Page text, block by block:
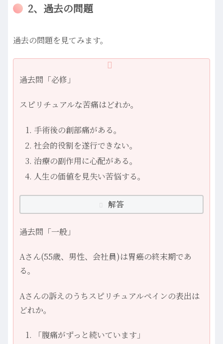
2、過去の問題
過去の問題を見てみます。
過去問「必修」
スピリチュアルな苦痛はどれか。
手術後の創部痛がある。
社会的役割を遂行できない。
治療の副作用に心配がある。
人生の価値を見失い苦悩する。
解答
過去問「一般」
Aさん(­55歳、男性、会社員)は胃癌の終末期であ
る。
Aさんの訴えのうちスピリチュアルペインの表出は
どれか。
「腹痛がずっと続いています」